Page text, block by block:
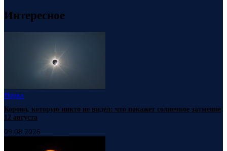
Интересное
Наука
Корона, которую никто не видел: что покажет солнечное затмение
12 августа
09.08.2026